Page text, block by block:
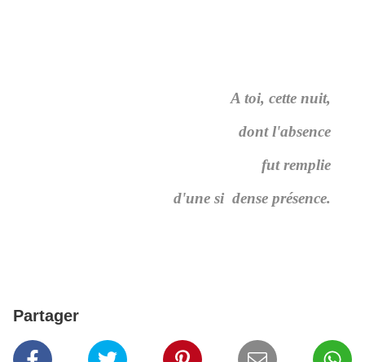
A toi, cette nuit,
dont l'absence
fut remplie
d'une si dense présence.
Partager